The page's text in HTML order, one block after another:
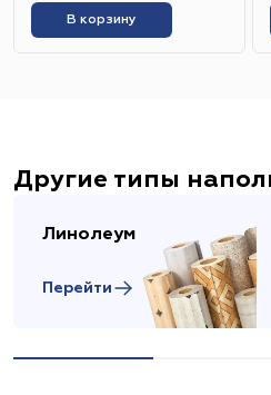
В корзину
Другие типы
Линолеум
Перейти